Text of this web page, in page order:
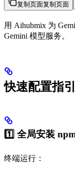
复制页面复制页面
用 Aihubmix 为
Gemini 模型服务。
快速配置指引
1️⃣ 全局安装
终端运行：